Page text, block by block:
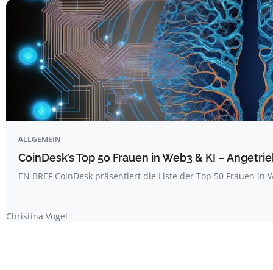
ALLGEMEIN
CoinDesk’s Top 50 Frauen in Web3 & KI –
EN BREF CoinDesk präsentiert die Liste der Top 50 Frauen in
Christina Vogel